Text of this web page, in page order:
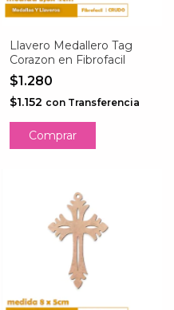
Llavero Medallero Tag
Corazon en Fibrofacil
$1.280
$1.152 con Transferencia
Comprar